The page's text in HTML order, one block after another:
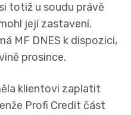
totiž u soudu právě
její zastavení.
MF DNES k dispozici,
prosince.
klientovi zaplatit
Profi Credit část